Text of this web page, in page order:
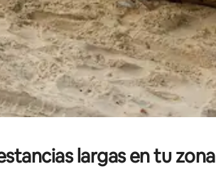
largas en tu zona